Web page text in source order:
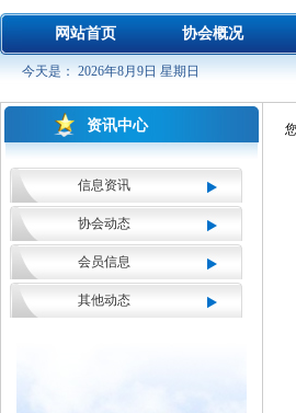
网站首页 协会概况
今天是： 2026年8月9日 星期日
资讯中心
信息资讯
协会动态
会员信息
其他动态